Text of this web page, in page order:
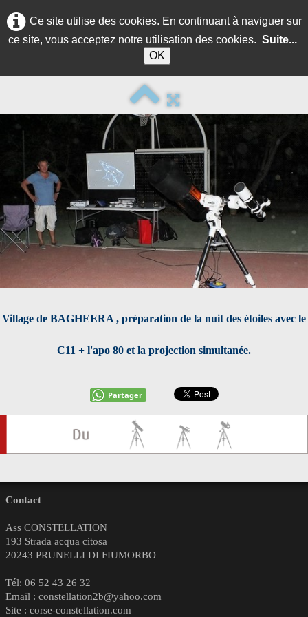
Ce site utilise des cookies. En continuant à naviguer sur
ce site, vous acceptez notre utilisation des cookies. Suite...
OK
Village de BAGHEERA , préparation de la nuit des étoiles avec le
C11 + l'apo 80 et la projection simultanée.
Partager
Contact
Ass CONSTELLATION
193 Strada acqua citosa
20243 PRUNELLI DI FIUMORBO
Tél: 06 52 43 26 32
Email : constellation2b@yahoo.com
Site : corse-constellation.com